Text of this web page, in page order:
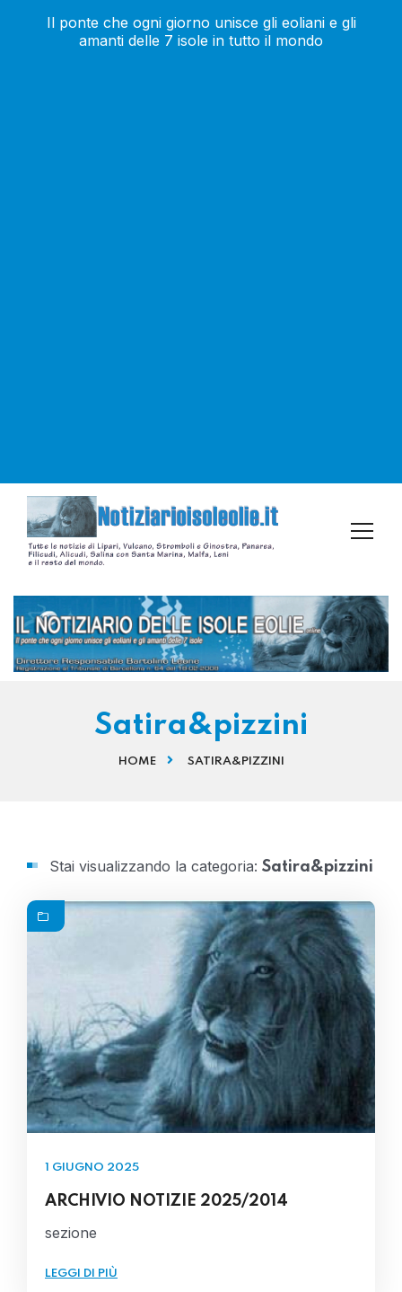
Il ponte che ogni giorno unisce gli eoliani e gli
amanti delle 7 isole in tutto il mondo
Satira&pizzini
HOME SATIRA&PIZZINI
Stai visualizzando la categoria: Satira&pizzini
1 GIUGNO 2025
ARCHIVIO NOTIZIE 2025/2014
sezione
LEGGI DI PIÙ